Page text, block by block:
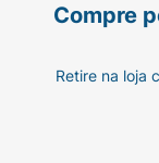
Compre
Retire na loja